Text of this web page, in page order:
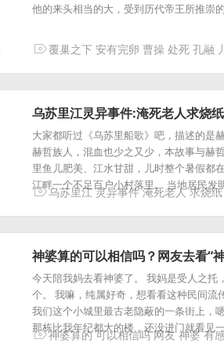
他的来头相当的大，受到历代帝王所推崇
覆巢之下 安有完卵 曹操 处死 孔融
乌苏里江灵异事件:淹死老人求烧
大家都听过《乌苏里船歌》吧，描述的是
赫哲族人，混血也少之又少，本故事与赫
里鱼儿肥美、江水甘甜，儿时整个暑假都
江畔一个不足百户小村落里。 当地居民发
乌苏里江 灵异事件 淹死老人 求烧纸
神婆算的可以相信吗？网友去看“
今天陪我妈去看神婆了。 我妈是受人之
个。 我嘛，纯属好奇，想看看这种民间
我们这个小城里最古老隐蔽的一条街上，
那栋比我年纪都大的楼，还没进门就看见
神婆算的 可以相信吗 网友 神婆 有